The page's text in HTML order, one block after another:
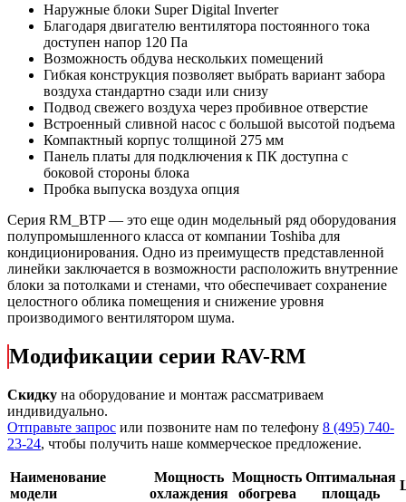
Наружные блоки SuperDigital Inverter
Благодаря двигателю вентилятора постоянного тока
доступен напор 120 Па
Возможность обдува нескольких помещений
Гибкая конструкция позволяет выбрать вариант забора
воздуха стандартно сзади или снизу
Подвод свежего воздуха через пробивное отверстие
Встроенный сливной насос с большой высотой подъема
Компактный корпус толщиной 275 мм
Панель платы для подключения к ПК доступна с
боковой стороны блока
Пробка выпуска воздуха опция
Серия RM_BTP — это еще один модельный ряд оборудования
полупромышленного класса от компании Toshiba для
кондиционирования. Одно из преимуществ представленной
линейки заключается в возможности расположить внутренние
блоки за потолками и стенами, что обеспечивает сохранение
целостного облика помещения и снижение уровня
производимого вентилятором шума.
Модификации серии RAV-RM
Скидку на оборудование и монтаж рассматриваем
индивидуально.
Отправьте запрос или позвоните нам по телефону 8 (495) 740-
23-24, чтобы получить наше коммерческое предложение.
Наименование
модели
Мощность
охлаждения
Мощность
обогрева
Оптимальная
площадь